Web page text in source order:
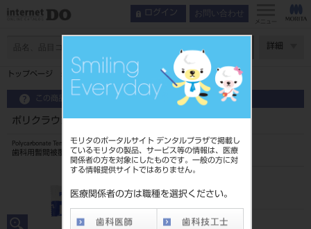
モリタのポータルサイト デンタルプラザで掲載し
ているモリタの製品、サービス等の情報は、医療
関係者の方を対象にしたものです。一般の方に対
する情報提供サイトではありません。
医療関係者の方は職種を選択ください。
ログイン お問い合わせ
メニュー
詳細
トップページ ポリクラウン 上顎左側中切歯
この商品に関するお問い合わせ
ポリクラウン 上顎左側中切歯
Polycarbonate Temporary Crown
歯科用暫間被覆冠成形品
20451001513
JAN/EANコード